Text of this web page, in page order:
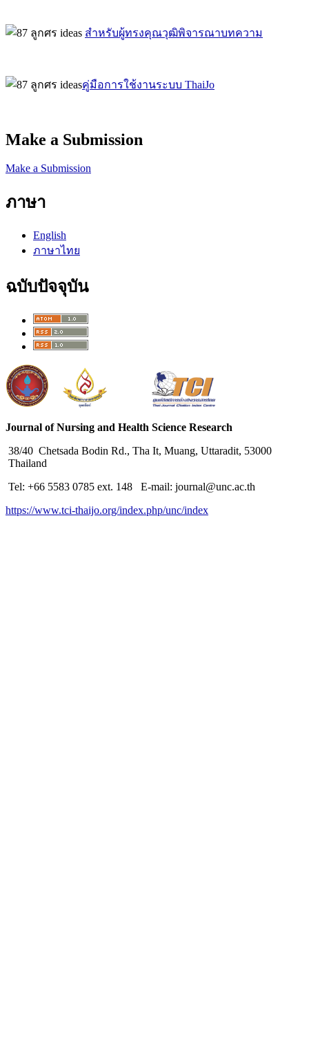
สำหรับผู้ทรงคุณวุฒิพิจารณาบทความ
คู่มือการใช้งานระบบ ThaiJo
Make a Submission
Make a Submission
ภาษา
English
ภาษาไทย
ฉบับปัจจุบัน
Journal of Nursing and Health Science Research
38/40 Chetsada Bodin Rd., Tha It, Muang, Uttaradit, 53000
Thailand
Tel: +66 5583 0785 ext. 148 E-mail: journal@unc.ac.th
https://www.tci-thaijo.org/index.php/unc/index